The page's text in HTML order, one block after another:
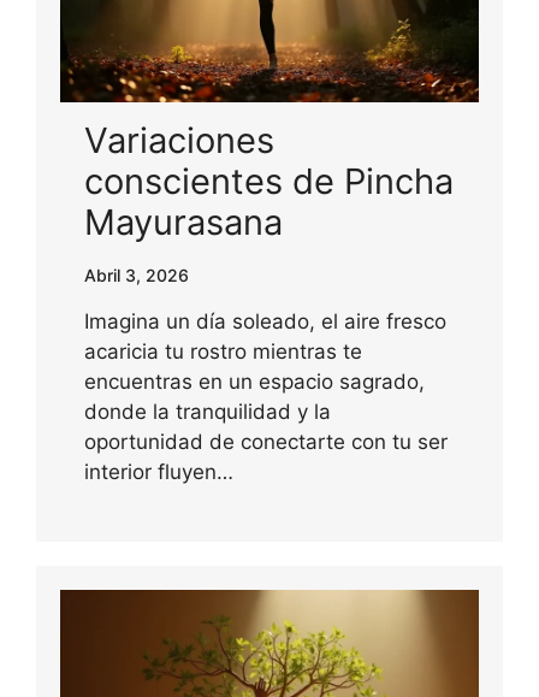
Variaciones
conscientes de Pincha
Mayurasana
Abril 3, 2026
Imagina un día soleado, el aire fresco
acaricia tu rostro mientras te
encuentras en un espacio sagrado,
donde la tranquilidad y la
oportunidad de conectarte con tu ser
interior fluyen…